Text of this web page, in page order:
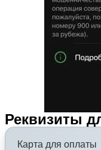
Реквизиты
Карта для оплаты